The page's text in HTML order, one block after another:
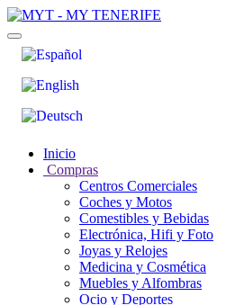
Inicio
Compras
Centros Comerciales
Coches y Motos
Comestibles y Bebidas
Electrónica, Hifi y Foto
Joyas y Relojes
Medicina y Cosmética
Muebles y Alfombras
Ocio y Deportes